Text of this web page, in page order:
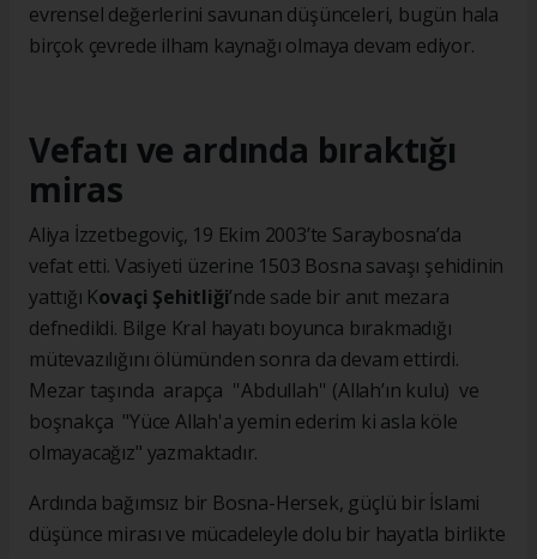
evrensel değerlerini savunan düşünceleri, bugün hala
birçok çevrede ilham kaynağı olmaya devam ediyor.
Vefatı ve ardında bıraktığı
miras
Aliya İzzetbegoviç, 19 Ekim 2003’te Saraybosna’da
vefat etti. Vasiyeti üzerine 1503 Bosna savaşı şehidinin
yattığı Kovaçi Şehitliği’nde sade bir anıt mezara
defnedildi. Bilge Kral hayatı boyunca bırakmadığı
mütevazılığını ölümünden sonra da devam ettirdi.
Mezar taşında arapça ''Abdullah'' (Allah’ın kulu) ve
boşnakça "Yüce Allah'a yemin ederim ki asla köle
olmayacağız" yazmaktadır.
Ardında bağımsız bir Bosna-Hersek, güçlü bir İslami
düşünce mirası ve mücadeleyle dolu bir hayatla birlikte